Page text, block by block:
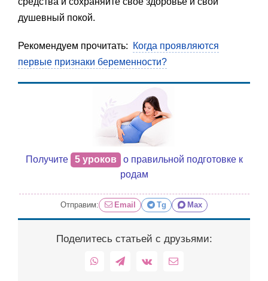
душевный покой.
Рекомендуем прочитать:
Когда проявляются
первые признаки беременности?
Получите 5 уроков
о правильной подготовке к
родам
Отправим: Email Tg Max
Поделитесь статьей с друзьями:
WhatsAppTelegram
Vk Email